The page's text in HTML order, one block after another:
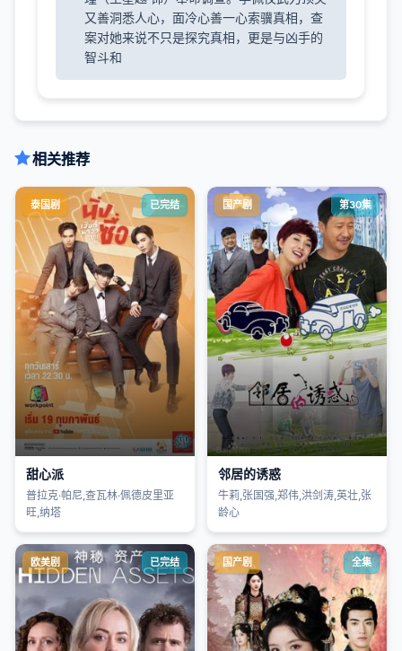
又善洞悉人心，面冷心善一心索骥真相，查
案对她来说不只是探究真相，更是与凶手的
智斗和
相关推荐
泰国剧 已完结
甜心派
普拉克·帕尼,查瓦林·佩德皮里亚
旺,纳塔
国产剧 第30集
邻居的诱惑
牛莉,张国强,郑伟,洪剑涛,英壮,张
龄心
欧美剧 已完结 国产剧 全集